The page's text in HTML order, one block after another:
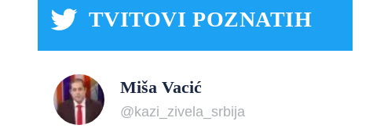
TVITOVI POZNATIH
Miša Vacić
@kazi_zivela_srbija